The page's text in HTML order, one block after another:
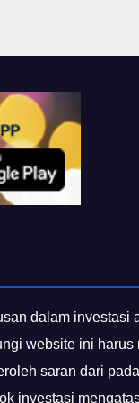
dalam investasi
website ini harus
saran dari
investasi